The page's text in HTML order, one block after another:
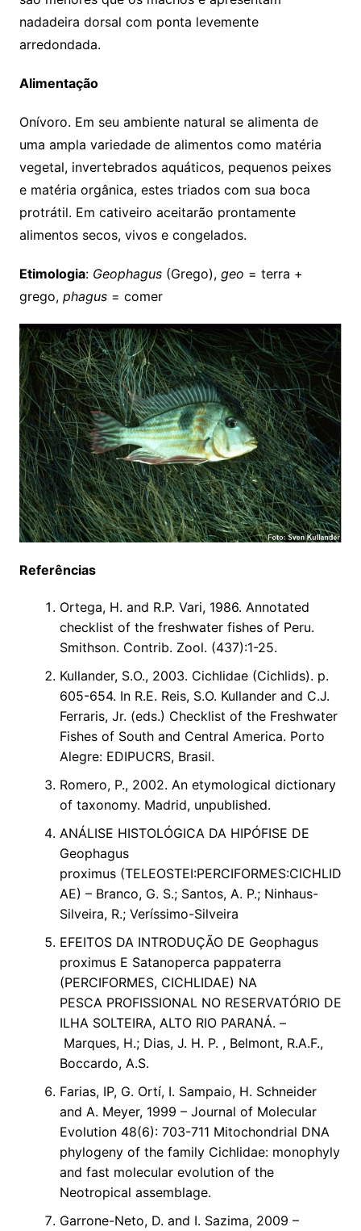
nadadeira dorsal com ponta levemente
arredondada.
Alimentação
Onívoro. Em seu ambiente natural se alimenta de
uma ampla variedade de alimentos como matéria
vegetal, invertebrados aquáticos, pequenos peixes
e matéria orgânica, estes triados com sua boca
protrátil. Em cativeiro aceitarão prontamente
alimentos secos, vivos e congelados.
Etimologia: Geophagus(Grego), geo = terra +
grego, phagus = comer
Referências
Ortega, H. and R.P. Vari, 1986. Annotated
checklist of the freshwater fishes of Peru.
Smithson. Contrib. Zool. (437):1-25.
Kullander, S.O., 2003. Cichlidae (Cichlids). p.
605-654. In R.E. Reis, S.O. Kullander and C.J.
Ferraris, Jr. (eds.) Checklist of the Freshwater
Fishes of South and Central America. Porto
Alegre: EDIPUCRS, Brasil.
Romero, P., 2002. An etymological dictionary
of taxonomy. Madrid, unpublished.
ANÁLISE HISTOLÓGICA DA HIPÓFISE DE
Geophagus
proximus (TELEOSTEI:PERCIFORMES:CICHLID
AE) – Branco, G. S.; Santos, A. P.; Ninhaus-
Silveira, R.; Veríssimo-Silveira
EFEITOS DA INTRODUÇÃO DE Geophagus
proximus E Satanoperca pappaterra
(PERCIFORMES, CICHLIDAE) NA
PESCA PROFISSIONAL NO RESERVATÓRIO DE
ILHA SOLTEIRA, ALTO RIO PARANÁ. –
Marques, H.; Dias, J. H. P. , Belmont, R.A.F.,
Boccardo, A.S.
Farias, IP, G. Ortí, I. Sampaio, H. Schneider
and A. Meyer, 1999 – Journal of Molecular
Evolution 48(6): 703-711 Mitochondrial DNA
phylogeny of the family Cichlidae: monophyly
and fast molecular evolution of the
Neotropical assemblage.
Garrone-Neto, D. and I. Sazima, 2009 –